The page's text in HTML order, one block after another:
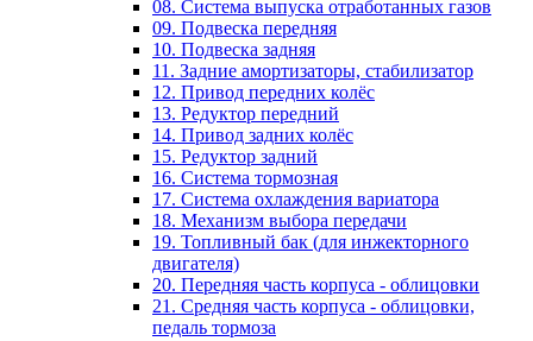
08. Система выпуска отработанных газов
09. Подвеска передняя
10. Подвеска задняя
11. Задние амортизаторы, стабилизатор
12. Привод передних колёс
13. Редуктор передний
14. Привод задних колёс
15. Редуктор задний
16. Система тормозная
17. Система охлаждения вариатора
18. Механизм выбора передачи
19. Топливный бак (для инжекторного
двигателя)
20. Передняя часть корпуса - облицовки
21. Средняя часть корпуса - облицовки,
педаль тормоза